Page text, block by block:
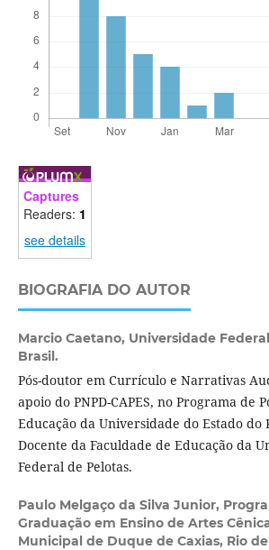
Captures
Readers: 1
see details
BIOGRAFIA DO AUTOR
Marcio Caetano, Universidade
Brasil.
Pós-doutor em Currículo e Narrativas
apoio do PNPD-CAPES, no Programa de
Educação da Universidade do Estado do
Docente da Faculdade de Educação da
Federal de Pelotas.
Paulo Melgaço da Silva Junior,
Graduação em Ensino de Artes
Municipal de Duque de Caxias, Rio